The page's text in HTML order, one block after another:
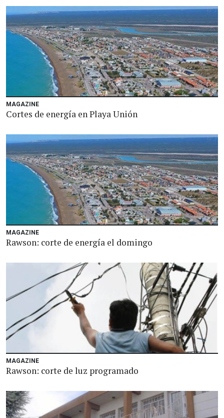
MAGAZINE
Cortes de energía en Playa Unión
MAGAZINE
Rawson: corte de energía el domingo
MAGAZINE
Rawson: corte de luz programado